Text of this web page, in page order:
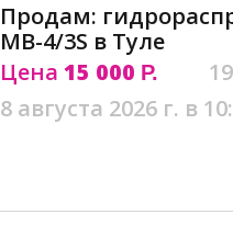
Продам:
MB-4/3S в Туле
Цена 15 000 Р.
8 августа 2026 г. в